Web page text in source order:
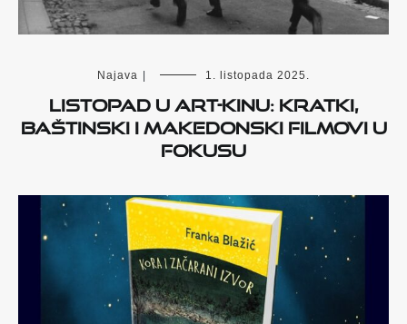
Najava 1. listopada 2025.
Listopad u Art-kinu: Kratki,
baštinski i makedonski filmovi u
fokusu